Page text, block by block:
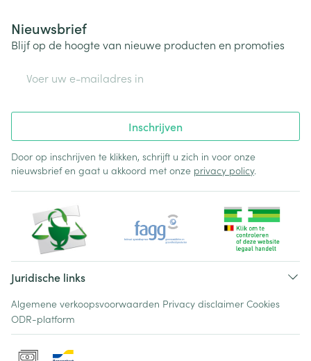
Nieuwsbrief
Blijf op de hoogte van nieuwe producten en promoties
Inschrijven
Door op inschrijven te klikken, schrijft u zich in voor onze
nieuwsbrief en gaat u akkoord met onze privacy policy.
Juridische links
Algemene verkoopsvoorwaarden Privacy disclaimer Cookies
ODR-platform